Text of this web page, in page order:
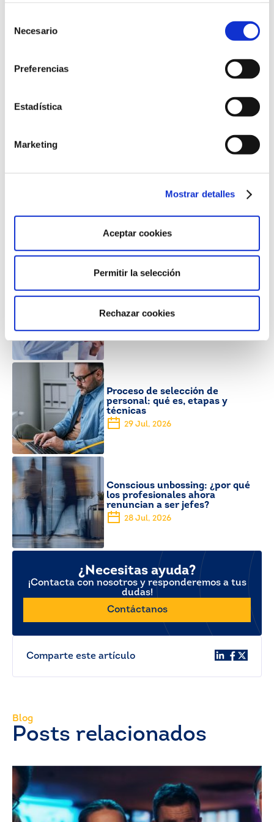
Necesario
Preferencias
Estadística
Marketing
Mostrar detalles
Aceptar cookies
Permitir la selección
Rechazar cookies
estas habilidades, a la vez que te permitirá estar al día
Además, recuerda que la búsqueda de empleo puede
y perseverante
es muy importante. Establece metas
semanales, celebra los pequeños logros y aprende de
Encontrar trabajo en 2025 es un desafío que requiere
una buena red de contactos y una marca personal
sólida. Con estas claves, estarás mejor preparado/a
en un mercado laboral en constante evolución.
Selección de Personal
Trabajo Temporal
No hay tags.
Outsourcing de selección de
personal: qué es, cómo funciona
y cuándo contratarlo
6 Ago, 2026
Proceso de selección de
personal: qué es, etapas y
técnicas
29 Jul, 2026
Conscious unbossing: ¿por qué
los profesionales ahora
renuncian a ser jefes?
28 Jul, 2026
¿Necesitas ayuda?
¡Contacta con nosotros y responderemos a tus
dudas!
Contáctanos
Comparte este artículo
Blog
Posts relacionados